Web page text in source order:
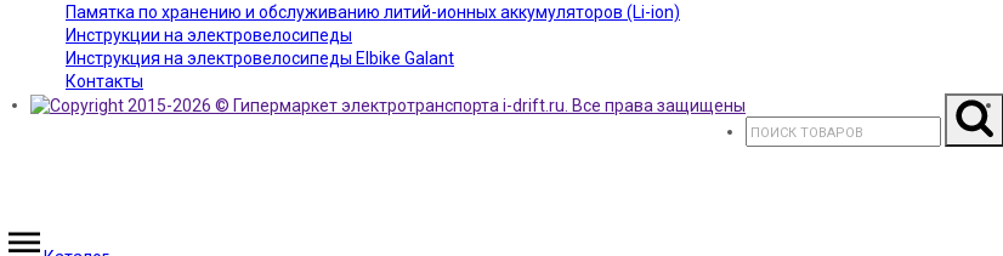
Памятка по хранению и обслуживанию литий-ионных аккумуляторов (Li-ion)
Инструкции на электровелосипеды
Инструкция на электровелосипеды Elbike Galant
Контакты